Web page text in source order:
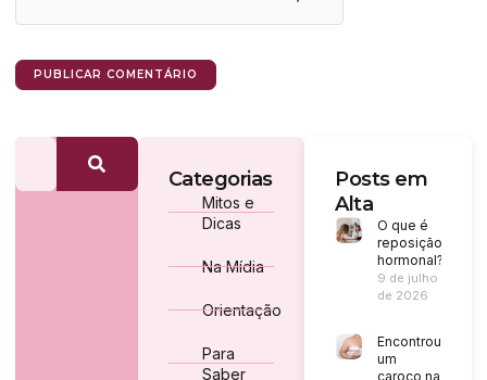
Categorias
Mitos e
Dicas
Na Mídia
Orientação
Para
Saber
Posts em
Alta
O que é
reposição
hormonal?
9 de julho
de 2026
Encontrou
um
caroço na